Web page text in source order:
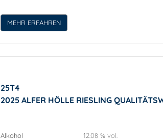
MEHR ERFAHREN
25T4
2025 ALFER HÖLLE RIESLING
Alkohol
12.08 % vol.